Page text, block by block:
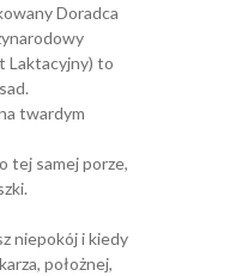
Doradca
Laktacyjny) to
twardym
tej samej porze,
niepokój i kiedy
położnej,